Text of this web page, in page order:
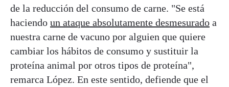
de la reducción del consumo de carne. "Se está
haciendo un ataque absolutamente desmesurado a
nuestra carne de vacuno por alguien que quiere
cambiar los hábitos de consumo y sustituir la
proteína animal por otros tipos de proteína",
remarca López. En este sentido, defiende que el